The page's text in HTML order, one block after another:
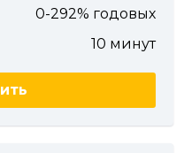
0-292% годовых
10 минут